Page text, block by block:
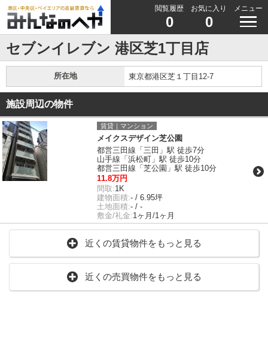
閲覧履歴
0
お気に入り
0
メニュー
セブンイレブン 港区芝1丁目店
所在地 東京都港区芝１丁目12-7
施設周辺の物件
賃貸｜マンション
メイクスデザイン芝公園
都営三田線「三田」駅 徒歩7分
山手線「浜松町」駅 徒歩10分
都営三田線「芝公園」駅 徒歩10分
11.8万円
間取:1K
建物面積:- / 6.95坪
土地面積:- / -
敷金/礼金:1ヶ月/1ヶ月
近くの賃貸物件をもっと見る
近くの売買物件をもっと見る